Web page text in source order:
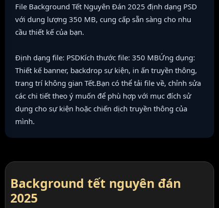
File Background Tết Nguyên Đán 2025 định dạng PSD
với dung lượng 350 MB, cung cấp sẵn sàng cho nhu
cầu thiết kế của bạn.
Định dạng file: PSDKích thước file: 350 MBỨng dụng:
Thiết kế banner, backdrop sự kiện, in ấn truyền thông,
trang trí không gian Tết.Bạn có thể tải file về, chỉnh sửa
các chi tiết theo ý muốn để phù hợp với mục đích sử
dụng cho sự kiện hoặc chiến dịch truyền thông của
mình.
Background tết nguyên đán
2025